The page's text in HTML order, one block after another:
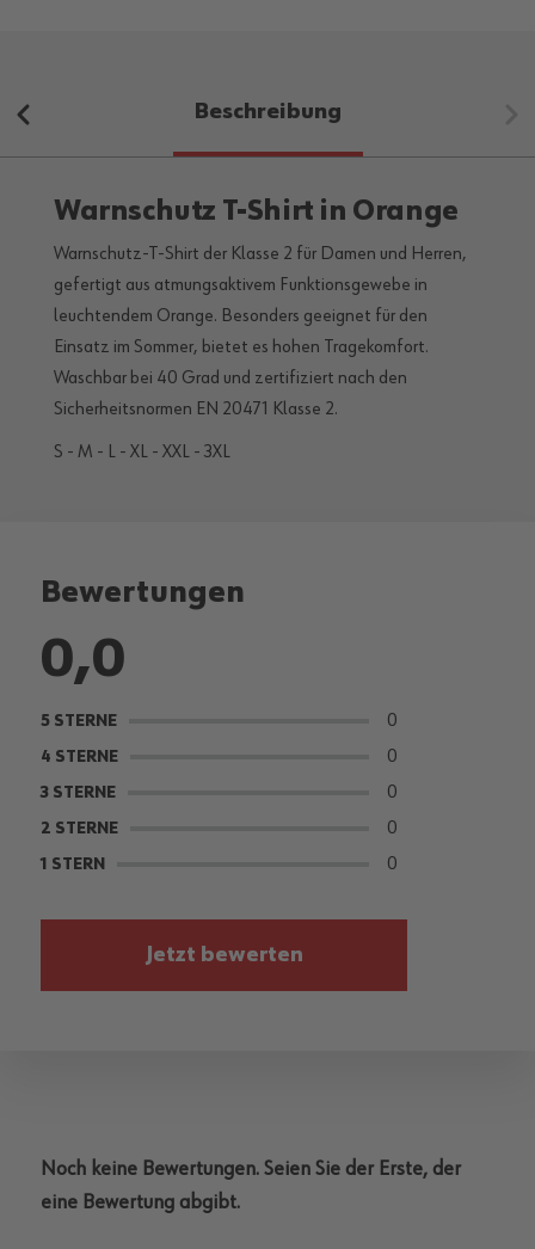
Beschreibung
Warnschutz T-Shirt in Orange
Warnschutz-T-Shirt der Klasse 2 für Damen und Herren,
gefertigt aus atmungsaktivem Funktionsgewebe in
leuchtendem Orange. Besonders geeignet für den
Einsatz im Sommer, bietet es hohen Tragekomfort.
Waschbar bei 40 Grad und zertifiziert nach den
Sicherheitsnormen EN 20471 Klasse 2.
S - M - L - XL - XXL - 3XL
Bewertungen
0,0
5 STERNE 0
4 STERNE 0
3 STERNE 0
2 STERNE 0
1 STERN 0
Jetzt bewerten
Noch keine Bewertungen. Seien Sie der Erste, der
eine Bewertung abgibt.